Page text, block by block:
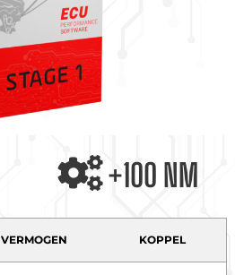
+100 NM
VERMOGEN KOPPEL